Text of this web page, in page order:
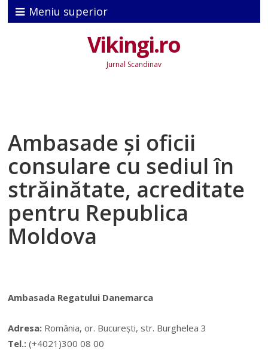
Meniu superior
Vikingi.ro
Jurnal Scandinav
Ambasade şi oficii
consulare cu sediul în
străinătate, acreditate
pentru Republica
Moldova
Ambasada Regatului Danemarca
Adresa: România, or. Bucureşti, str. Burghelea 3
Tel.: (+4021)300 08 00